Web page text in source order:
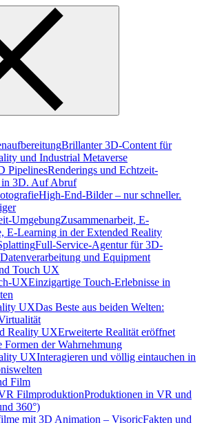
Brillanter 3D-Content für
und Industrial Metaverse
PipelinesRenderings und Echtzeit-
in 3D. Auf Abruf
High-End-Bilder – nur schneller.
UmgebungZusammenarbeit, E-
E-Learning in der Extended Reality
Full-Service-Agentur für 3D-
und Equipment
Touch UX
UXEinzigartige Touch-Erlebnisse in
UXDas Beste aus beiden Welten:
Reality UXErweiterte Realität eröffnet
Formen der Wahrnehmung
UXInteragieren und völlig eintauchen in
Film
FilmproduktionProduktionen in VR und
360°)
mit 3D Animation – VisoricFakten und